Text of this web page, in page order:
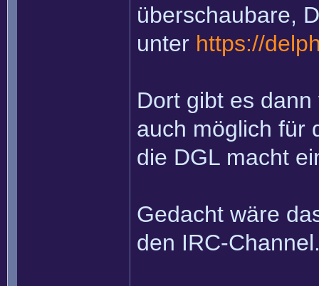
überschaubare,
unter https://
Dort gibt es
auch möglich für
die DGL macht
Gedacht wäre
den IRC-